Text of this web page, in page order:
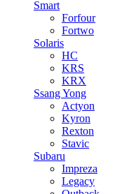
Smart
Forfour
Fortwo
Solaris
HC
KRS
KRX
Ssang Yong
Actyon
Kyron
Rexton
Stavic
Subaru
Impreza
Legacy